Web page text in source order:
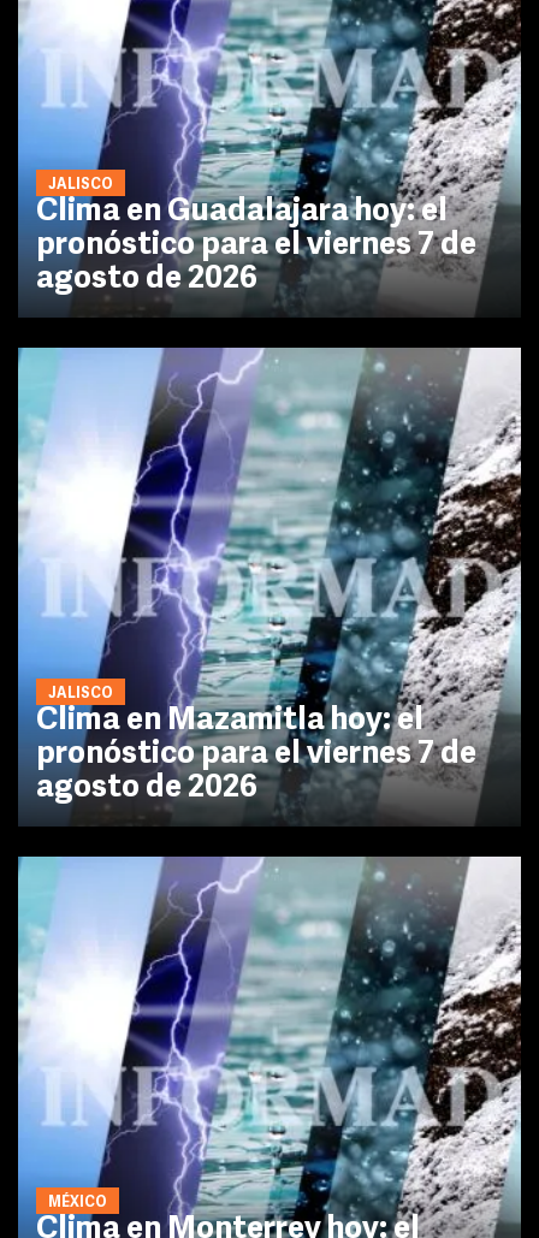
JALISCO
Clima en Guadalajara hoy: el
pronóstico para el viernes 7 de
agosto de 2026
JALISCO
Clima en Mazamitla hoy: el
pronóstico para el viernes 7 de
agosto de 2026
MÉXICO
Clima en Monterrey hoy: el